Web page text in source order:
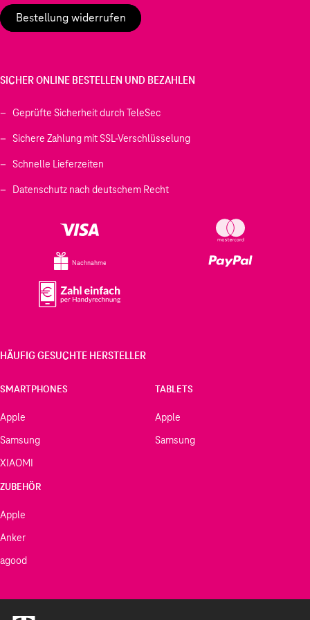
Bestellung widerrufen
SICHER ONLINE BESTELLEN UND BEZAHLEN
Geprüfte Sicherheit durch TeleSec
Sichere Zahlung mit SSL-Verschlüsselung
Schnelle Lieferzeiten
Datenschutz nach deutschem Recht
Nachnahme
HÄUFIG GESUCHTE HERSTELLER
SMARTPHONES
Apple
Samsung
XIAOMI
TABLETS
Apple
Samsung
ZUBEHÖR
Apple
Anker
agood